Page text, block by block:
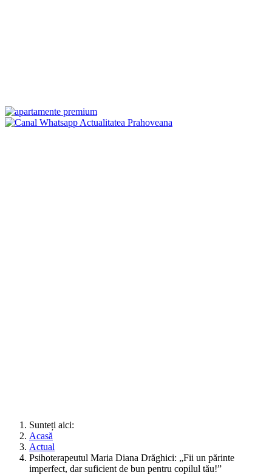
Sunteți aici:
Acasă
Actual
Psihoterapeutul Maria Diana Drăghici: „Fii un părinte
imperfect, dar suficient de bun pentru copilul tău!”